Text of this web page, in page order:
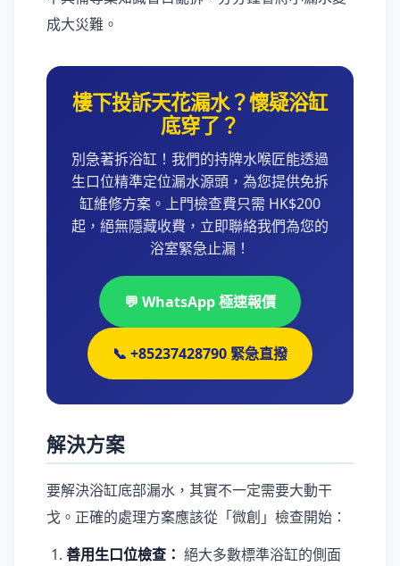
成大災難。
樓下投訴天花漏水？懷疑浴缸
底穿了？
別急著拆浴缸！我們的持牌水喉匠能透過
生口位精準定位漏水源頭，為您提供免拆
缸維修方案。上門檢查費只需 HK$200
起，絕無隱藏收費，立即聯絡我們為您的
浴室緊急止漏！
💬 WhatsApp 極速報價
📞 +85237428790 緊急直撥
解決方案
要解決浴缸底部漏水，其實不一定需要大動干
戈。正確的處理方案應該從「微創」檢查開始：
善用生口位檢查： 絕大多數標準浴缸的側面